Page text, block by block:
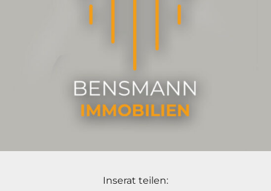
Inserat teilen: